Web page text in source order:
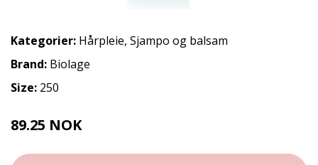
Kategorier: Hårpleie, Sjampo og balsam
Brand: Biolage
Size: 250
89.25 NOK